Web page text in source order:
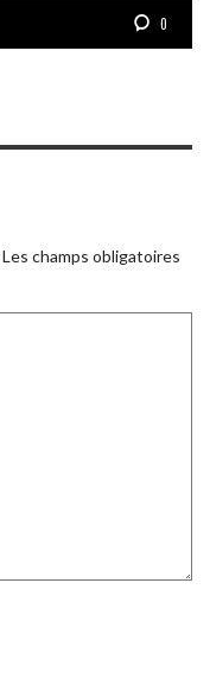
0
Les champs obligatoires